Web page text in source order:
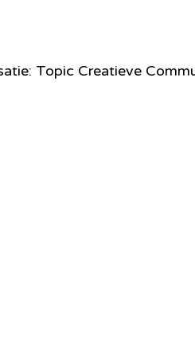
Topic Creatieve